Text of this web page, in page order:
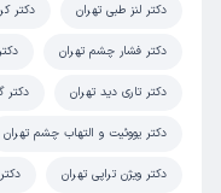
دکتر لنز طبی تهران دکتر
دکتر فشار چشم تهران
دکتر تاری دید تهران دکتر
دکتر یووئیت و التهاب چشم تهران
دکتر ویژن تراپی تهران